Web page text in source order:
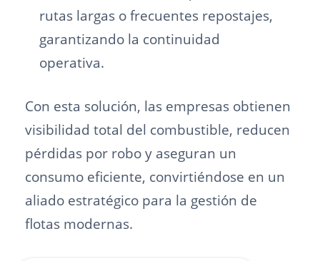
rutas largas o frecuentes repostajes,
garantizando la continuidad
operativa.
Con esta solución, las empresas obtienen
visibilidad total del combustible, reducen
pérdidas por robo y aseguran un
consumo eficiente, convirtiéndose en un
aliado estratégico para la gestión de
flotas modernas.